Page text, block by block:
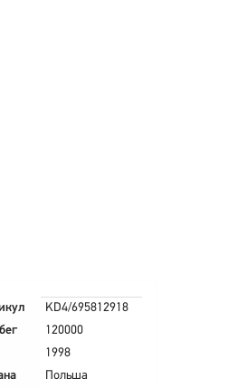
KD4/695812918
120000
1998
Польша